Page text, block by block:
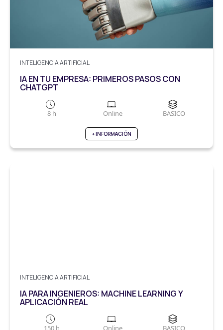
INTELIGENCIA ARTIFICIAL
IA EN TU EMPRESA: PRIMEROS PASOS CON
CHATGPT
8 h Online BASICO
+ INFORMACIÓN
INTELIGENCIA ARTIFICIAL
IA PARA INGENIEROS: MACHINE LEARNING Y
APLICACIÓN REAL
150 h Online BASICO